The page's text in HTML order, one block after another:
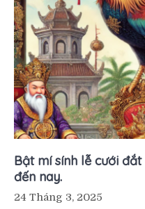
Bật mí sính lễ cưới
đến nay.
24 Tháng 3, 2025